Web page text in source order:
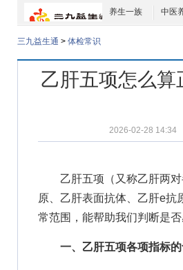
养生一族 中医
三九益生通 > 体检常识
乙肝五项怎么算
2026-02-28 14:34
乙肝五项（又称乙肝两
原、乙肝表面抗体、乙肝e抗
常范围，能帮助我们判断是
一、乙肝五项各项指标的